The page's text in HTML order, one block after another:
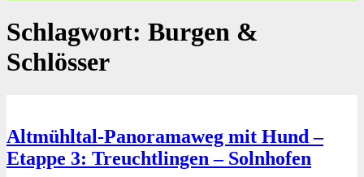
Schlagwort: Burgen &
Schlösser
Altmühltal-Panoramaweg mit Hund –
Etappe 3: Treuchtlingen – Solnhofen